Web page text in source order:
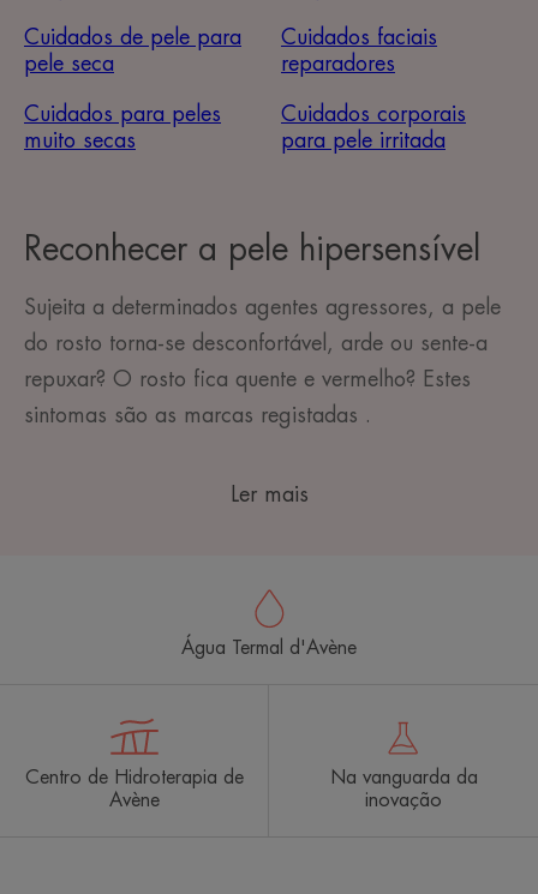
Cuidados de pele para
pele seca
Cuidados faciais
reparadores
Cuidados para peles
muito secas
Cuidados corporais
para pele irritada
Reconhecer a pele hipersensível
Sujeita a determinados agentes agressores, a pele
do rosto torna-se desconfortável, arde ou sente-a
repuxar? O rosto fica quente e vermelho? Estes
sintomas são as marcas registadas .
Ler mais
Água Termal d'Avène
Centro de Hidroterapia de
Avène
Na vanguarda da
inovação